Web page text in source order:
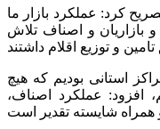
جنگ تحمیلی ۱۲ روزه، تصریح کرد: عملکرد بازار ما
بود و بازاریان و اصناف تلاش
استانی بودیم که هیچ
افزود: عملکرد اصناف،